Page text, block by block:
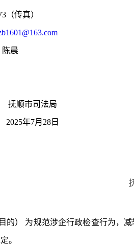
（传真）
晨
司法局
2025年7月28日
的） 为规范涉企行政检查行为，
。